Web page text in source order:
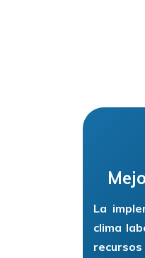
La
clima